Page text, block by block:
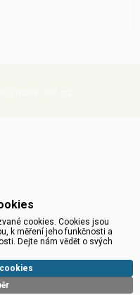
cookies. Cookies jsou
k měření jeho funkčnosti a
Dejte nám vědět o svých
cookies